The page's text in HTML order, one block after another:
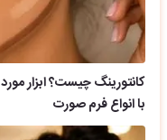
کانتورینگ چیست؟ ابزار
با انواع فرم صورت